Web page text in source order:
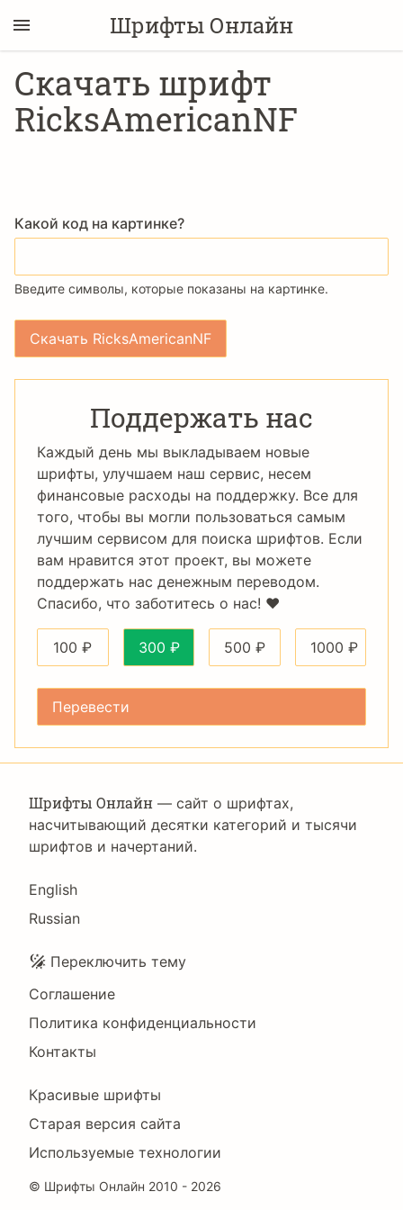
Шрифты Онлайн
Скачать шрифт
RicksAmericanNF
Какой код на картинке?
Введите символы, которые показаны на картинке.
Поддержать нас
Каждый день мы выкладываем новые
шрифты, улучшаем наш сервис, несем
финансовые расходы на поддержку. Все для
того, чтобы вы могли пользоваться самым
лучшим сервисом для поиска шрифтов. Если
вам нравится этот проект, вы можете
поддержать нас денежным переводом.
Спасибо, что заботитесь о нас! ❤️
100 ₽ 300 ₽ 500 ₽ 1000 ₽
Шрифты Онлайн — сайт о шрифтах,
насчитывающий десятки категорий и тысячи
шрифтов и начертаний.
Language
English
Russian
Подвал
Переключить тему
Соглашение
Политика конфиденциальности
Контакты
Footer
Right
Красивые шрифты
Старая версия сайта
Используемые технологии
© Шрифты Онлайн 2010 - 2026